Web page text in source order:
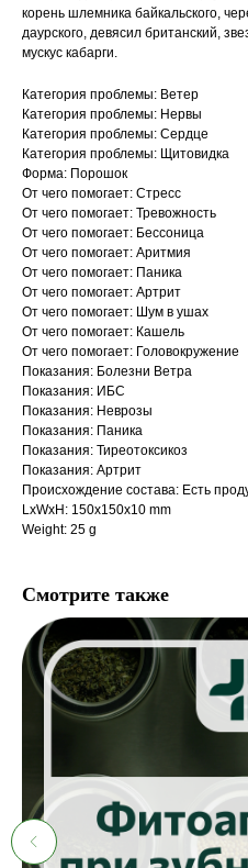
корень шлемника байкальского,
даурского, девясил британский,
мускус кабарги.
Категория проблемы: Ветер
Категория проблемы: Нервы
Категория проблемы: Сердце
Категория проблемы: Щитовидка
Форма: Порошок
От чего помогает: Стресс
От чего помогает: Тревожность
От чего помогает: Бессоница
От чего помогает: Аритмия
От чего помогает: Паника
От чего помогает: Артрит
От чего помогает: Шум в ушах
От чего помогает: Кашель
От чего помогает: Головокружение
Показания: Болезни Ветра
Показания: ИБС
Показания: Неврозы
Показания: Паника
Показания: Тиреотоксикоз
Показания: Артрит
Происхождение состава: Есть
LxWxH: 150x150x10 mm
Weight: 25 g
Смотрите также